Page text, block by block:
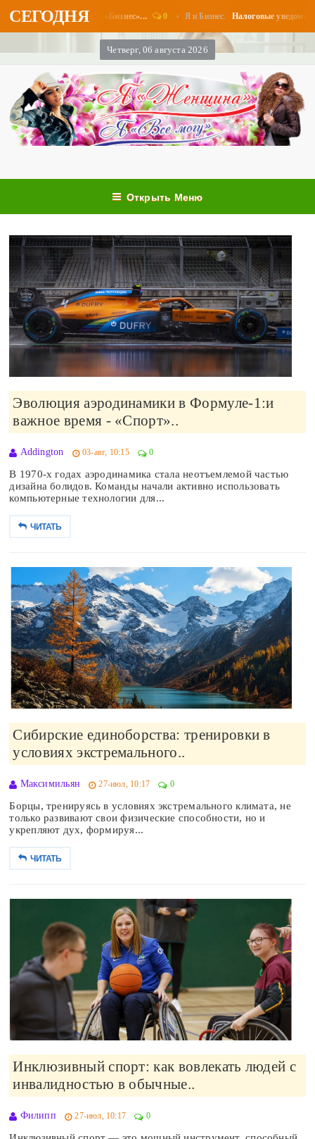
СЕГОДНЯ
в августе - «Бизнес»... 0 Я и Бизнес. Налоговые уведомления и
Четверг, 06 августа 2026
Открыть Меню
Эволюция аэродинамики в Формуле-1:и
важное время - «Спорт»..
Addington 03-авг, 10:15 0
В 1970-х годах аэродинамика стала неотъемлемой частью
дизайна болидов. Команды начали активно использовать
компьютерные технологии для...
ЧИТАТЬ
Сибирские единоборства: тренировки в
условиях экстремального..
Максимильян 27-июл, 10:17 0
Борцы, тренируясь в условиях экстремального климата, не
только развивают свои физические способности, но и
укрепляют дух, формируя...
ЧИТАТЬ
Инклюзивный спорт: как вовлекать людей с
инвалидностью в обычные..
Филипп 27-июл, 10:17 0